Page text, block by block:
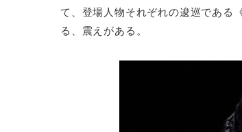
て、登場人物それぞれの逡巡である
る、震えがある。